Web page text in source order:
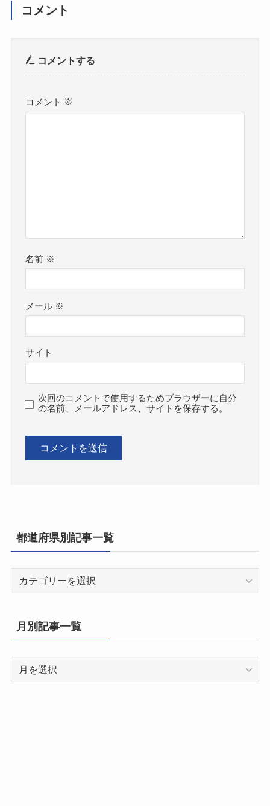
コメント
コメントする
コメント ※
名前 ※
メール ※
サイト
次回のコメントで使用するためブラウザーに自分
の名前、メールアドレス、サイトを保存する。
都道府県別記事一覧
県
別
一
月別記事一覧